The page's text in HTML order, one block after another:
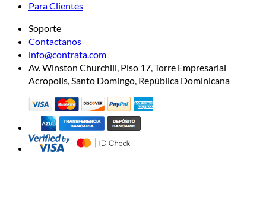
Para Clientes
Soporte
Contactanos
info@contrata.com
Av. Winston Churchill, Piso 17, Torre Empresarial
Acropolis, Santo Domingo, República Dominicana